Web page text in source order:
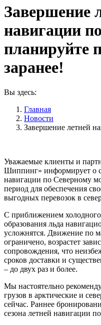
Завершение
навигации
планируйте
заранее!
Вы здесь:
Главная
Новости
Завершение летней
Уважаемые клиенты и
Шиппинг» информирует о
навигации по Северному
период для обеспечения
выгодных перевозок в
С приближением
образования льда
усложнятся. Движение по
ограничено, возрастет
сопровождения, что
сроков доставки и
– до двух раз и более.
Мы настоятельно
грузов в арктические и
сейчас. Раннее
сезона летней навигации